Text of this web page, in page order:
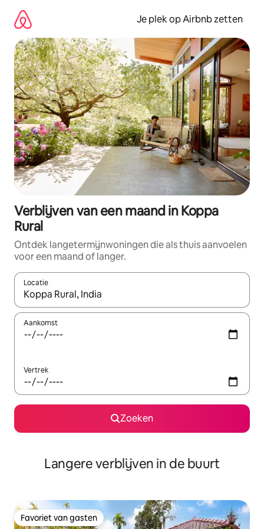
direct
naar
inhoud
Je plek op Airbnb zetten
Verblijven van een maand in Koppa
Rural
Ontdek langetermijnwoningen die als thuis aanvoelen
voor een maand of langer.
Locatie
Wanneer er resultaten beschikbaar zijn, maak je een keuze
Aankomst
Vertrek
Zoeken
Langere verblijven in de buurt
Favoriet van gasten
Favoriet van gasten